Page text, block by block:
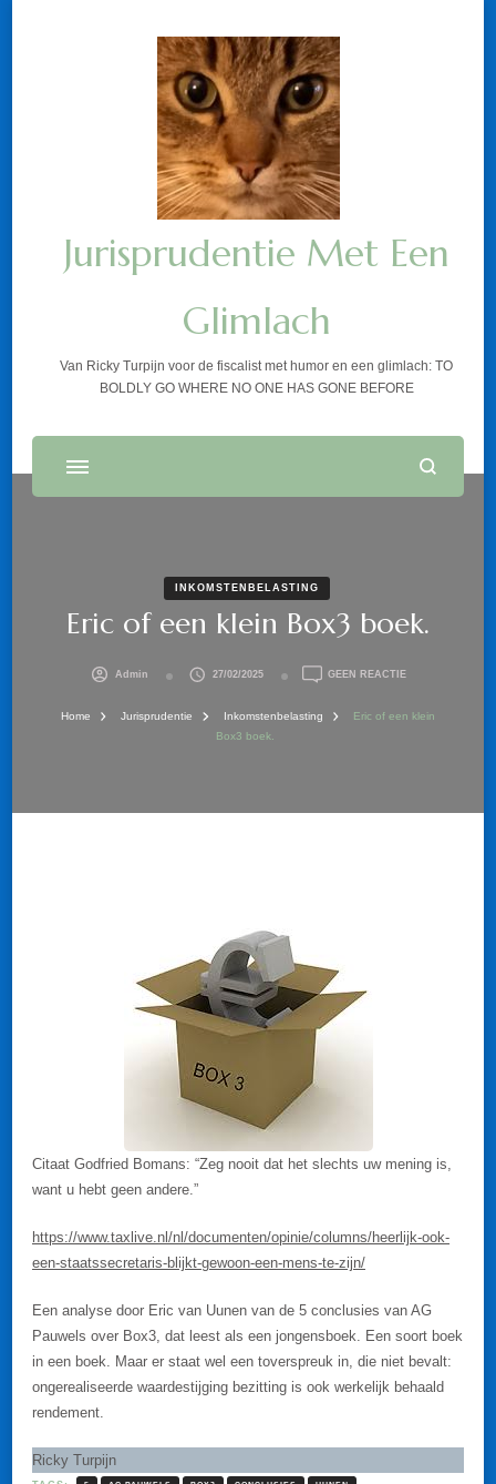
Jurisprudentie Met Een
Glimlach
Van Ricky Turpijn voor de fiscalist met humor en een glimlach: TO
BOLDLY GO WHERE NO ONE HAS GONE BEFORE
INKOMSTENBELASTING
Eric of een klein Box3 boek.
Admin 27/02/2025 GEEN REACTIEOP
EEN
Home Jurisprudentie Inkomstenbelasting
Eric of een klein
Box3 boek.
Citaat Godfried Bomans: “Zeg nooit dat het slechts uw mening is,
want u hebt geen andere.”
https://www.taxlive.nl/nl/documenten/opinie/columns/heerlijk-ook-
een-staatssecretaris-blijkt-gewoon-een-mens-te-zijn/
Een analyse door Eric van Uunen van de 5 conclusies van AG
Pauwels over Box3, dat leest als een jongensboek. Een soort boek
in een boek. Maar er staat wel een toverspreuk in, die niet bevalt:
ongerealiseerde waardestijging bezitting is ook werkelijk behaald
rendement.
Ricky Turpijn